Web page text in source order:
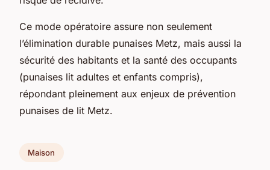
Ce mode opératoire assure non seulement
l’élimination durable punaises Metz, mais aussi la
sécurité des habitants et la santé des occupants
(punaises lit adultes et enfants compris),
répondant pleinement aux enjeux de prévention
punaises de lit Metz.
Maison